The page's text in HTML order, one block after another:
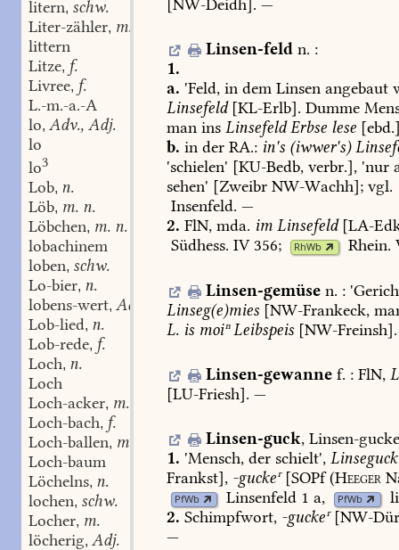
litern, schw.
Liter-zähler, m.
littern
Litze, f.
Livree, f.
L.-m.-a.-A
lo, Adv., Adj.
lo
lo3
Lob, n.
Löb, m. n.
Löbchen, m. n.
lobachinem
loben, schw.
Lo-bier, n.
lobens-wert, Adj.
Lob-lied, n.
Lob-rede, f.
Loch, n.
Loch
Loch-acker, m.
Loch-bach, f.
Loch-ballen, m.
Loch-baum
Löchelns, n.
lochen, schw.
Locher, m.
löcherig, Adj.
[NW-Deidh]. —
Linsen-feld n. :
1.
a. 'Feld, in dem Linsen angebaut
Linsefeld[KL-Erlb]. Dumme
man ins LinsefeldErbse lese
b. in der RA.: in's (iwwer's)
'schielen' [KU-Bedb, verbr.], 'nur
sehen' [Zweibr NW-Wachh]; vgl.
Insenfeld. —
2. FlN, mda. im Linsefeld[LA-
Südhess. IV356; RhWb Rhein.
Linsen-gemüse n. :
Linseg(e)mies [NW-Frankeck,
L. is moiⁿ Leibspeis [NW-Freinsh].
Linsen-gewanne f. :FlN,
[LU-Friesh]. —
Linsen-guck, Linsen-
1. 'Mensch, der schielt', Linseguck
Frankst], -guckeʳ[SOPf(Heeger
PfWb Linsenfeld 1 a, PfWb
2. Schimpfwort, -guckeʳ[NW-
—